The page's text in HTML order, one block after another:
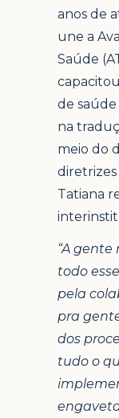
anos de
une a
Saúde
de
na
meio do
diretrizes
Tatiana
“A
todo
pela
pra
dos
tudo o